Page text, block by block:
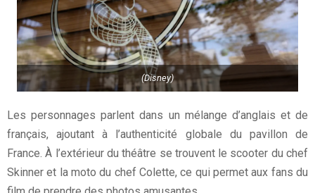
(Disney)
Les personnages parlent dans un mélange d’anglais et de
français, ajoutant à l’authenticité globale du pavillon de
France. À l’extérieur du théâtre se trouvent le scooter du chef
Skinner et la moto du chef Colette, ce qui permet aux fans du